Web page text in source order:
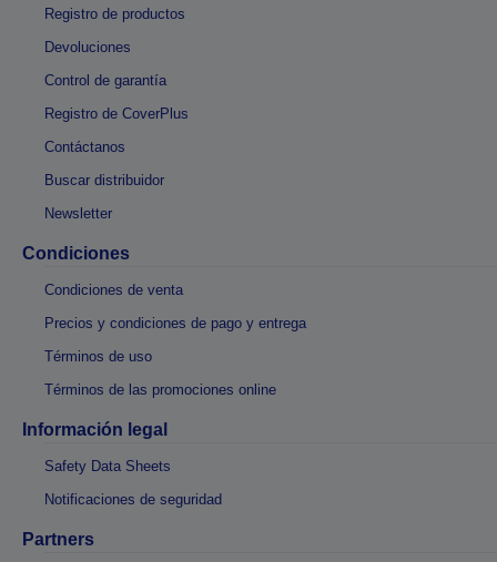
Registro de productos
Devoluciones
Control de garantía
Registro de CoverPlus
Contáctanos
Buscar distribuidor
Newsletter
Condiciones
Condiciones de venta
Precios y condiciones de pago y entrega
Términos de uso
Términos de las promociones online
Información legal
Safety Data Sheets
Notificaciones de seguridad
Partners